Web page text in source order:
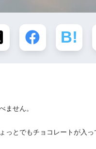
ません。
っとでもチョコレートが入っ